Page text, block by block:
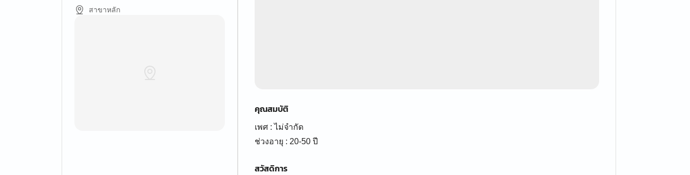
สาขาหลัก
คุณสมบัติ
เพศ : ไม่จำกัด
ช่วงอายุ : 20-50 ปี
สวัสดิการ